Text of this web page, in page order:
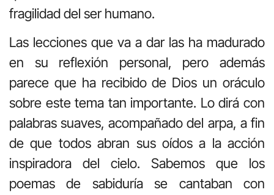
fragilidad del ser humano.
Las lecciones que va a dar las ha madurado
en su reflexión personal, pero además
parece que ha recibido de Dios un oráculo
sobre este tema tan importante. Lo dirá con
palabras suaves, acompañado del arpa, a fin
de que todos abran sus oídos a la acción
inspiradora del cielo. Sabemos que los
poemas de sabiduría se cantaban con